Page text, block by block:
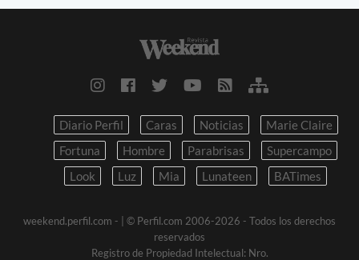
Diario Perfil Caras Noticias
Marie Claire
Fortuna
Hombre Parabrisas
Supercampo
Look
Luz Mia Lunateen BATimes
weekend.perfil.com -
| © Perfil.com 2006-2026 - Todos los derechos
reservados
Registro de Propiedad Intelectual: Nro.